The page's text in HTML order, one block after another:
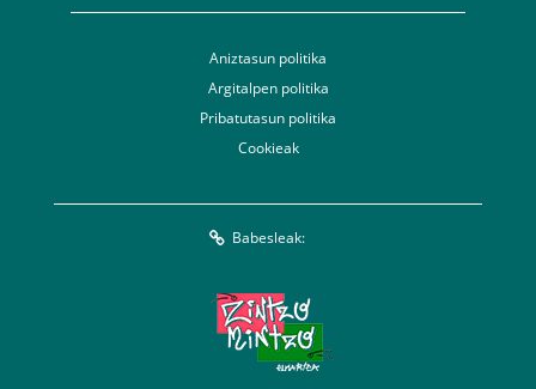
Aniztasun politika
Argitalpen politika
Pribatutasun politika
Cookieak
Babesleak: